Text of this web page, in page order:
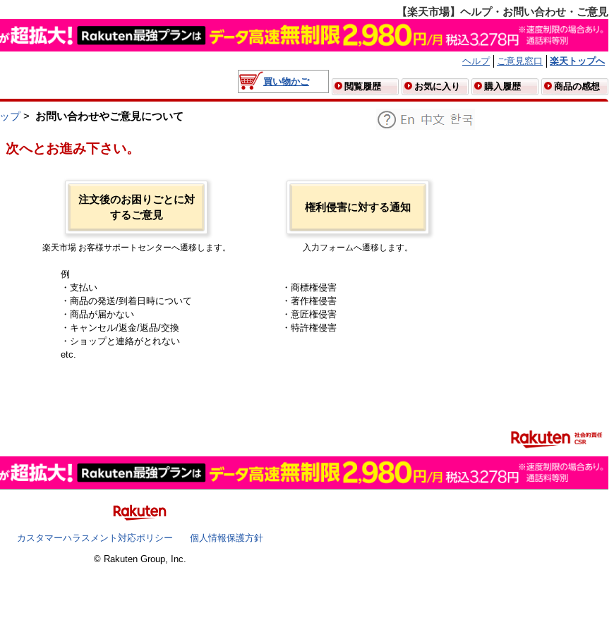
【楽天市場】ヘルプ・お問い合わせ・ご意見
ヘルプ ご意見窓口
楽天トップへ
買い物かご
閲覧履歴 お気に入り 購入履歴 商品の感想
プ> お問い合わせやご意見について
へとお進み下さい。
注文後のお困りごとに対
するご意見
楽天市場 お客様サポートセンターへ遷移します。
例
・支払い
・商品の発送/到着日時について
・商品が届かない
・キャンセル/返金/返品/交換
・ショップと連絡がとれない
etc.
権利侵害に対する通知
入力フォームへ遷移します。
・商標権侵害
・著作権侵害
・意匠権侵害
・特許権侵害
カスタマーハラスメント対応ポリシー
個人情報保護方針
© Rakuten Group, Inc.